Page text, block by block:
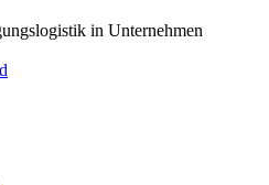
in Unternehmen